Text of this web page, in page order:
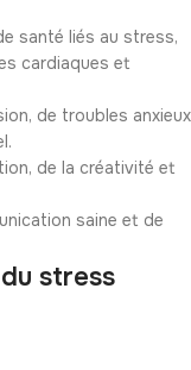
santé liés au stress,
cardiaques et
de troubles anxieux
de la créativité et
saine et de
stress